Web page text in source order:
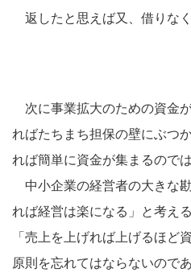
返したと思えば又、借りなく
次に事業拡大のための資金
ればたちまち担保の壁にぶつ
れば簡単に資金が集まるので
中小企業の経営者の大きな
れば経営は楽になる」と考え
「売上を上げれば上げるほど
原則を忘れてはならないのであ